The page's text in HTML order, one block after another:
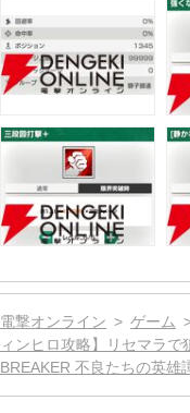
電撃オンライン ゲーム
ィンヒロ攻略】リセマラ
BREAKER 不良たちの英雄